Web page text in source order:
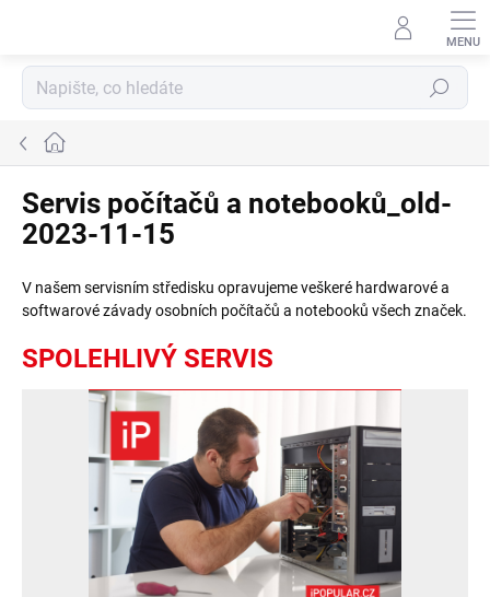
Hledat
Domů
Servis počítačů a notebooků_old-
2023-11-15
V našem servisním středisku opravujeme veškeré hardwarové a
softwarové závady osobních počítačů a notebooků všech značek.
SPOLEHLIVÝ SERVIS